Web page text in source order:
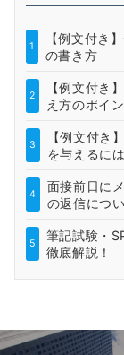
1
【例文付き
の書き方
2
【例文付き
え方のポイ
3
【例文付き
を与えるに
4
面接前日に
の返信につ
5
筆記試験・
徹底解説！